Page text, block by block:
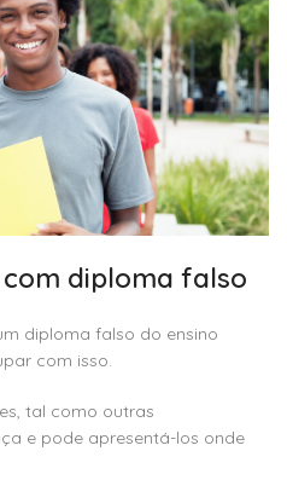
diploma falso
diploma falso do ensino
com isso.
tal como outras
e pode apresentá-los onde